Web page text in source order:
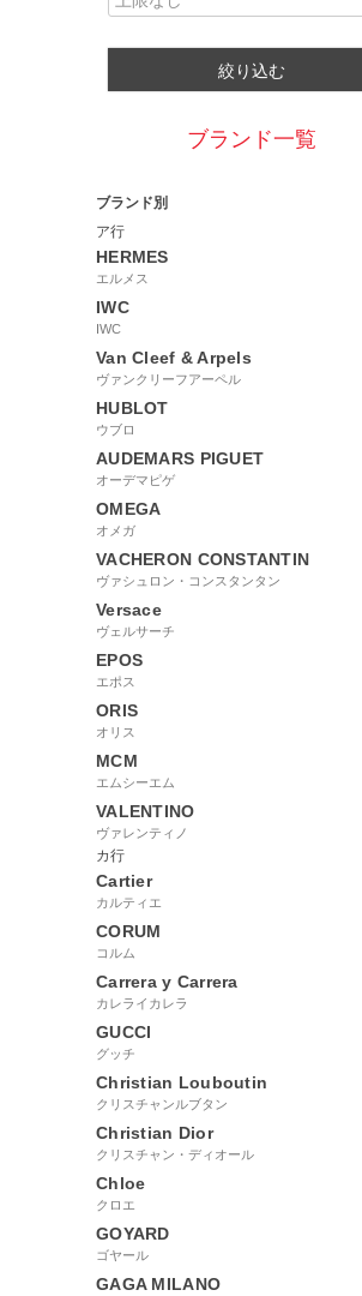
絞り込む
ブランド一覧
ブランド別
ア行
HERMES
エルメス
IWC
IWC
Van Cleef & Arpels
ヴァンクリーフアーペル
HUBLOT
ウブロ
AUDEMARS PIGUET
オーデマピゲ
OMEGA
オメガ
VACHERON CONSTANTIN
ヴァシュロン・コンスタンタン
Versace
ヴェルサーチ
EPOS
エポス
ORIS
オリス
MCM
エムシーエム
VALENTINO
ヴァレンティノ
カ行
Cartier
カルティエ
CORUM
コルム
Carrera y Carrera
カレライカレラ
GUCCI
グッチ
Christian Louboutin
クリスチャンルブタン
Christian Dior
クリスチャン・ディオール
Chloe
クロエ
GOYARD
ゴヤール
GAGA MILANO